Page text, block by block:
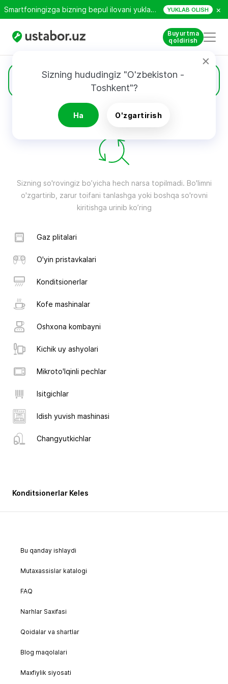
Smartfoningizga bizning bepul ilovani yuklab oling! YUKLAB OLISH ×
Buyurtma
qoldirish
Sizning hududingiz "O'zbekiston -
Toshkent"?
Ha O'zgartirish
Konditsionerlar
QIDIRUV NATIJALARI
Sizning so'rovingiz bo’yicha hech narsa topilmadi. Bo'limni
o'zgartirib, zarur toifani tanlashga yoki boshqa so'rovni
kiritishga urinib ko’ring
Gaz plitalari
O'yin pristavkalari
Konditsionerlar
Kofe mashinalar
Oshxona kombayni
Kichik uy ashyolari
Mikroto'lqinli pechlar
Isitgichlar
Idish yuvish mashinasi
Changyutkichlar
Konditsionerlar Keles
Bu qanday ishlaydi
Mutaxassislar katalogi
FAQ
Narhlar Saxifasi
Qoidalar va shartlar
Blog maqolalari
Maxfiylik siyosati